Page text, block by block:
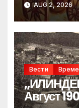
AUG 2, 2026
Вести
Август